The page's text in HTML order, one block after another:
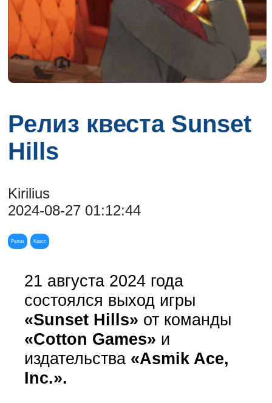
Релиз квеста Sunset
Hills
Kirilius
2024-08-27 01:12:44
Релиз Квест
21 августа 2024 года
состоялся выход игры
«Sunset Hills» от команды
«Cotton Games» и
издательства «Asmik Ace,
Inc.».